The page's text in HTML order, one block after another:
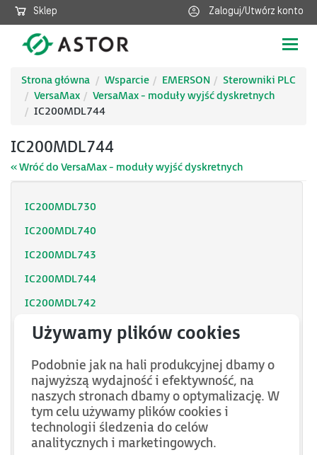
Sklep Zaloguj/Utwórz konto
Strona główna
Wsparcie EMERSON
Sterowniki PLC
VersaMax
VersaMax - moduły wyjść dyskretnych
IC200MDL744
IC200MDL744
« Wróć do VersaMax - moduły wyjść dyskretnych
IC200MDL730
IC200MDL740
IC200MDL743
IC200MDL744
IC200MDL742
IC200MDL750
IC200MDL940
IC200MDL741
IC200MDL329
IC200MDL330
Podobnie jak na hali produkcyjnej dbamy o
najwyższą wydajność i efektywność, na
naszych stronach dbamy o optymalizację. W
tym celu używamy plików cookies i
technologii śledzenia do celów
analitycznych i marketingowych.